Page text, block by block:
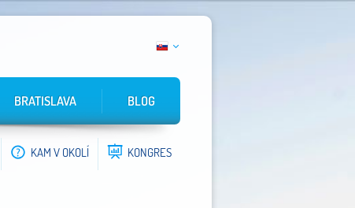
BRATISLAVA BLOG
KAM V OKOLÍ KONGRES